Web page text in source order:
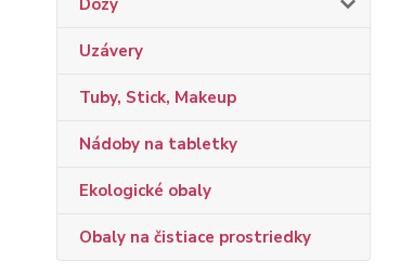
Dózy
Uzávery
Tuby, Stick, Makeup
Nádoby na tabletky
Ekologické obaly
Obaly na čistiace prostriedky